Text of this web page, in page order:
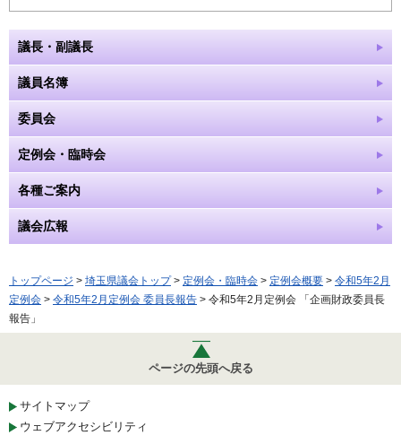
議長・副議長
議員名簿
委員会
定例会・臨時会
各種ご案内
議会広報
トップページ > 埼玉県議会トップ> 定例会・臨時会 > 定例会概要 > 令和5年2月
定例会 > 令和5年2月定例会 委員長報告 > 令和5年2月定例会 「企画財政委員長
報告」
ページの先頭へ戻る
サイトマップ
ウェブアクセシビリティ